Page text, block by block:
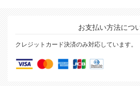
お支払い方法につ
クレジットカード決済のみ対応しています。